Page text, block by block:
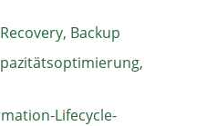
Backup
Lifecycle-